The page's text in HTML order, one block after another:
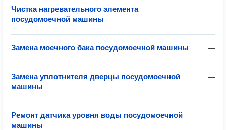
—
Чистка нагревательного элемента
посудомоечной машины
—
Замена моечного бака посудомоечной машины
—
Замена уплотнителя дверцы посудомоечной
машины
—
Ремонт датчика уровня воды посудомоечной
машины